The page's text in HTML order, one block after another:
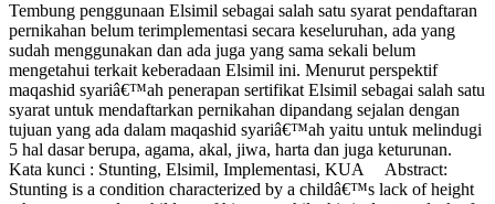
Tembung penggunaan Elsimil sebagai salah satu syarat pendaftaran
pernikahan belum terimplementasi secara keseluruhan, ada yang
sudah menggunakan dan ada juga yang sama sekali belum
mengetahui terkait keberadaan Elsimil ini. Menurut perspektif
maqashid syariâ€™ah penerapan sertifikat Elsimil sebagai salah satu
syarat untuk mendaftarkan pernikahan dipandang sejalan dengan
tujuan yang ada dalam maqashid syariâ€™ah yaitu untuk melindugi
5 hal dasar berupa, agama, akal, jiwa, harta dan juga keturunan.
Kata kunci : Stunting, Elsimil, Implementasi, KUA Abstract:
Stunting is a condition characterized by a childâ€™s lack of height